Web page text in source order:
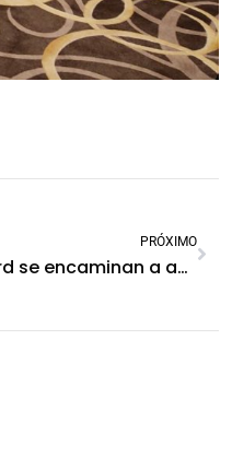
PRÓXIMO
ALARCOM y SoftGuard se encaminan a acuerdos de expansión